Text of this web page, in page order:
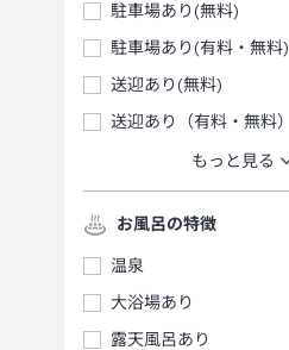
駐車場あり(無料)
駐車場あり(有料・無料)
送迎あり(無料)
送迎あり（有料・無料）
もっと見る
お風呂の特徴
温泉
大浴場あり
露天風呂あり